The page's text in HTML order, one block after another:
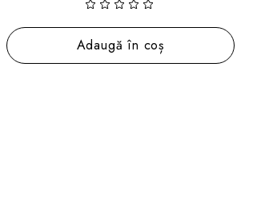
Adaugă în coș